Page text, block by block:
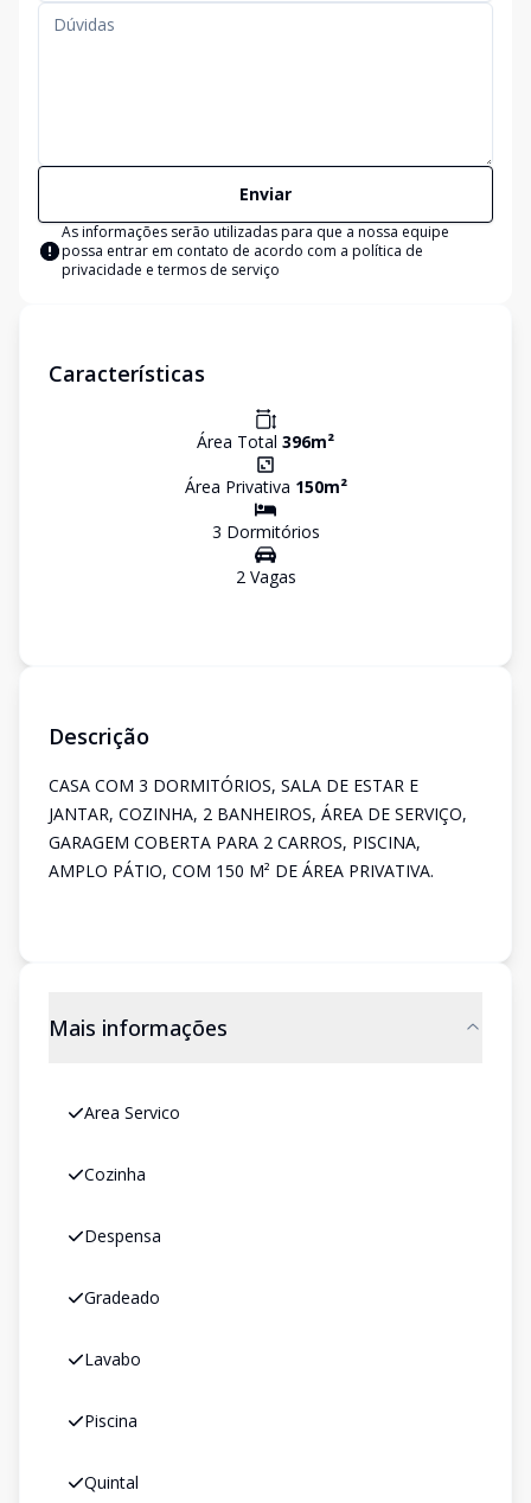
Enviar
As informações serão utilizadas para que a nossa equipe
possa entrar em contato de acordo com a política de
privacidade e termos de serviço
Características
Área Total 396m²
Área Privativa 150m²
3 Dormitórios
2Vagas
Descrição
CASA COM 3 DORMITÓRIOS, SALA DE ESTAR E
JANTAR, COZINHA, 2 BANHEIROS, ÁREA DE SERVIÇO,
GARAGEM COBERTA PARA 2 CARROS, PISCINA,
AMPLO PÁTIO, COM 150 M² DE ÁREA PRIVATIVA.
Mais informações
Area Servico
Cozinha
Despensa
Gradeado
Lavabo
Piscina
Quintal